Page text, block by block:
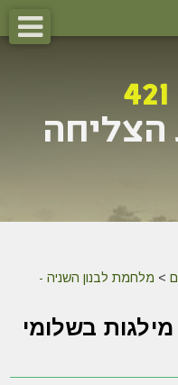
> מלחמת לבנון השניה -
בשלומי